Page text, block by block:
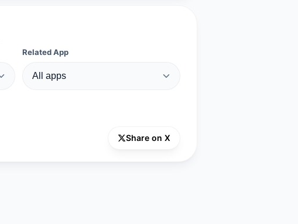
Related App
Share on X